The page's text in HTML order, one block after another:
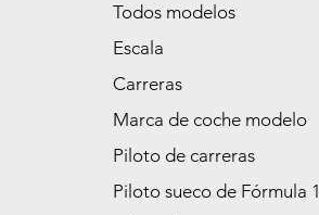
Todos modelos
Escala
Carreras
Marca de coche modelo
Piloto de carreras
Piloto sueco de Fórmula 1